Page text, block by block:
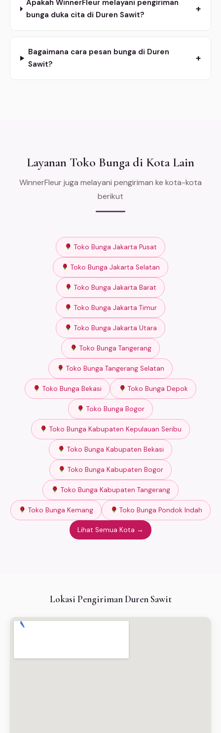
Apakah WinnerFleur melayani pengiriman
bunga duka cita di Duren Sawit?
+
Bagaimana cara pesan bunga di Duren
Sawit?
+
Layanan Toko Bunga di Kota Lain
WinnerFleur juga melayani pengiriman ke kota-kota
berikut
Toko Bunga Jakarta Pusat
Toko Bunga Jakarta Selatan
Toko Bunga Jakarta Barat
Toko Bunga Jakarta Timur
Toko Bunga Jakarta Utara
Toko Bunga Tangerang
Toko Bunga Tangerang Selatan
Toko Bunga Bekasi Toko Bunga Depok
Toko Bunga Bogor
Toko Bunga Kabupaten Kepulauan Seribu
Toko Bunga Kabupaten Bekasi
Toko Bunga Kabupaten Bogor
Toko Bunga Kabupaten Tangerang
Toko Bunga Kemang Toko Bunga Pondok Indah
Lihat Semua Kota →
Lokasi Pengiriman Duren Sawit